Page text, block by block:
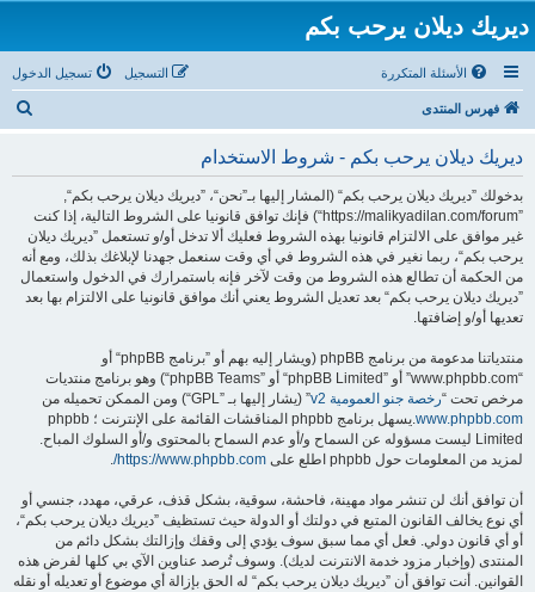
ديريك ديلان يرحب بكم
الأسئلة المتكررة تسجيل الدخول التسجيل
فهرس المنتدى
ديريك ديلان يرحب بكم - شروط الاستخدام
بدخولك ”ديريك ديلان يرحب بكم“ (المشار إليها بـ”نحن“، ”ديريك ديلان يرحب بكم“,
”https://malikyadilan.com/forum“) فإنك توافق قانونيا على الشروط التالية، إذا كنت
غير موافق على الالتزام قانونيا بهذه الشروط فعليك ألا تدخل أو/و تستعمل ”ديريك ديلان
يرحب بكم“، ربما نغير في هذه الشروط في أي وقت سنعمل جهدنا لإبلاغك بذلك، ومع أنه
من الحكمة أن تطالع هذه الشروط من وقت لآخر فإنه باستمرارك في الدخول واستعمال
”ديريك ديلان يرحب بكم“ بعد تعديل الشروط يعني أنك موافق قانونيا على الالتزام بها بعد
تعديها أو/و إضافتها.
منتدياتنا مدعومة من برنامج phpBB (ويشار إليه بهم أو ”برنامج phpBB“ أو
“www.phpbb.com” أو ”phpBB Limited“ أو ”phpBB Teams“) وهو برنامج منتديات
مرخص تحت “رخصة جنو العمومية v2
” (يشار إليها بـ ”GPL“) ومن الممكن تحميله من
www.phpbb.com
.يسهل برنامج phpbb المناقشات القائمة على الإنترنت ؛ phpbb
Limited ليست مسؤوله عن السماح و/أو عدم السماح بالمحتوى و/أو السلوك المباح.
لمزيد من المعلومات حول phpbb اطلع على
https://www.phpbb.com/
.
أن توافق أنك لن تنشر مواد مهينة، فاحشة، سوقية، بشكل قذف، عرقي، مهدد، جنسي أو
أي نوع يخالف القانون المتبع في دولتك أو الدولة حيث تستظيف ”ديريك ديلان يرحب بكم“،
أو أي قانون دولي. فعل أي مما سبق سوف يؤدي إلى وقفك وإزالتك بشكل دائم من
المنتدى (وإخبار مزود خدمة الانترنت لديك). وسوف تُرصد عناوين الآي بي كلها لفرض هذه
القوانين. أنت توافق أن ”ديريك ديلان يرحب بكم“ له الحق بإزالة أي موضوع أو تعديله أو نقله